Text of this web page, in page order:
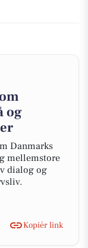
og
Danmarks
mellemstore
dialog og
Kopiér link